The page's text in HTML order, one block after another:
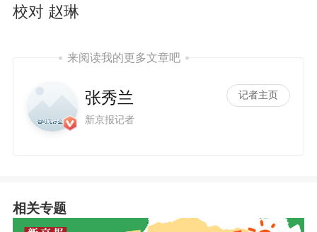
校对 赵琳
来阅读我的更多文章吧
张秀兰
新京报记者
记者主页
相关专题